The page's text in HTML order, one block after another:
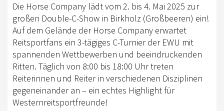
JUNGPFERDEPROGRAMM
BERLIN/BRANDENBURG TROPHY
GERMAN OPEN
TURNIERFACHLEUTE
FREIZEIT
Die Horse Company lädt vom 2. bis 4. Mai 2025 zur
großen Double-C-Show in Birkholz (Großbeeren) ein!
Auf dem Gelände der Horse Company erwartet
Reitsportfans ein 3-tägiges C-Turnier der EWU mit
spannenden Wettbewerben und beeindruckenden
Ritten. Täglich von 8:00 bis 18:00 Uhr treten
Reiterinnen und Reiter in verschiedenen Disziplinen
gegeneinander an – ein echtes Highlight für
Westernreitsportfreunde!